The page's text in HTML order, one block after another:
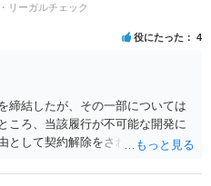
リーガルチェック
役にたった 4
締結したが、その一部については
ころ、当該履行が不可能な開発に
として契約解除をされた。そこ
まず、「物理的にできない開発で